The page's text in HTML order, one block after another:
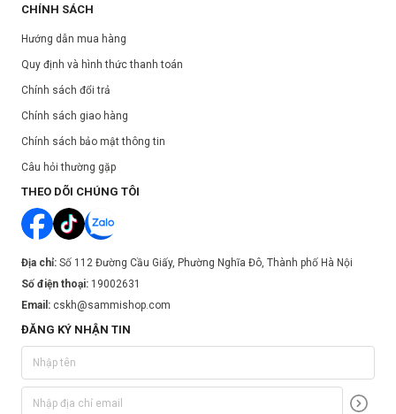
CHÍNH SÁCH
Hướng dẫn mua hàng
Quy định và hình thức thanh toán
Chính sách đổi trả
Chính sách giao hàng
Chính sách bảo mật thông tin
Câu hỏi thường gặp
THEO DÕI CHÚNG TÔI
Địa chỉ: Số 112 Đường Cầu Giấy, Phường Nghĩa Đô, Thành phố Hà Nội
Số điện thoại: 19002631
Email: cskh@sammishop.com
ĐĂNG KÝ NHẬN TIN